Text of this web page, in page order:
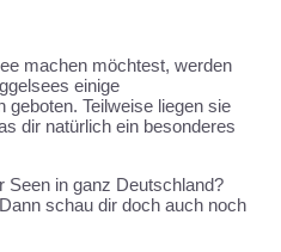
machen möchtest, werden
einige
Teilweise liegen sie
dir natürlich ein besonderes
Seen in ganz Deutschland?
schau dir doch auch noch